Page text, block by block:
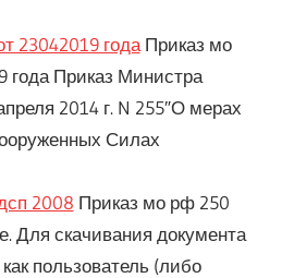
23042019 годаПриказ мо
года Приказ Министра
2014 г. N 255″О мерах
Силах
2008 Приказ мо рф 250
Для скачивания документа
пользователь (либо